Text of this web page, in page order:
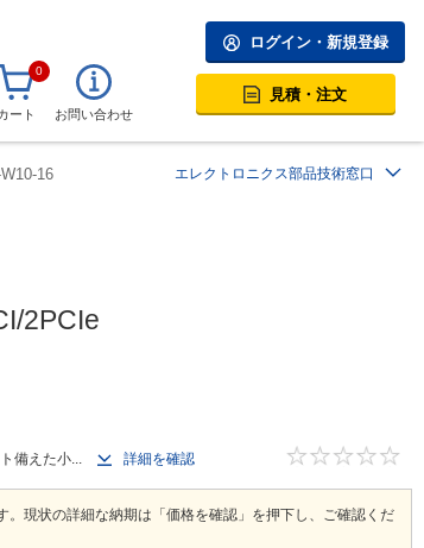
ログイン・新規登録
0
ート お問い合わせ
見積・注文
16 エレクトロニクス部品技術窓口
2PCIe
備えた小... 詳細を確認
現状の詳細な納期は「価格を確認」を押下し、ご確認くだ